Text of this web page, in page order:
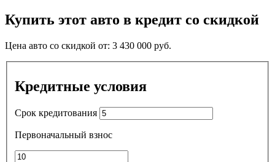
Купить этот авто в кредит со скидкой
Цена авто со скидкой от: 3 430 000 руб.
Кредитные условия
Срок кредитования
Первоначальный взнос